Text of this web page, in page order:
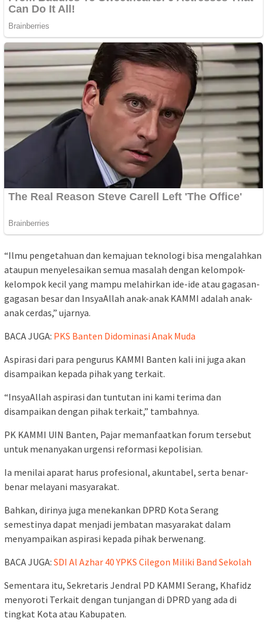
“Ilmu pengetahuan dan kemajuan teknologi bisa mengalahkan
ataupun menyelesaikan semua masalah dengan kelompok-
kelompok kecil yang mampu melahirkan ide-ide atau gagasan-
gagasan besar dan InsyaAllah anak-anak KAMMI adalah anak-
anak cerdas,” ujarnya.
BACA JUGA: PKS Banten Didominasi Anak Muda
Aspirasi dari para pengurus KAMMI Banten kali ini juga akan
disampaikan kepada pihak yang terkait.
“InsyaAllah aspirasi dan tuntutan ini kami terima dan
disampaikan dengan pihak terkait,” tambahnya.
PK KAMMI UIN Banten, Pajar memanfaatkan forum tersebut
untuk menanyakan urgensi reformasi kepolisian.
Ia menilai aparat harus profesional, akuntabel, serta benar-
benar melayani masyarakat.
Bahkan, dirinya juga menekankan DPRD Kota Serang
semestinya dapat menjadi jembatan masyarakat dalam
menyampaikan aspirasi kepada pihak berwenang.
BACA JUGA: SDI Al Azhar 40 YPKS Cilegon Miliki Band Sekolah
Sementara itu, Sekretaris Jendral PD KAMMI Serang, Khafidz
menyoroti Terkait dengan tunjangan di DPRD yang ada di
tingkat Kota atau Kabupaten.